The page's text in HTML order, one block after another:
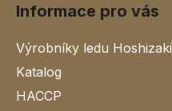
Informace pro vás
Výrobníky ledu Hoshizaki
Katalog
HACCP